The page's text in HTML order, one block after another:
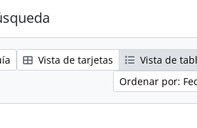
Vista de tarjetas
Vista de
Ordenar por: